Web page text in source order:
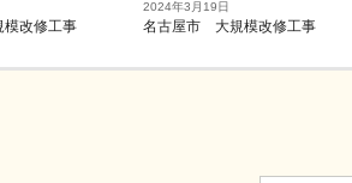
改修工事
2024年3月19日
名古屋市 大規模改修工事